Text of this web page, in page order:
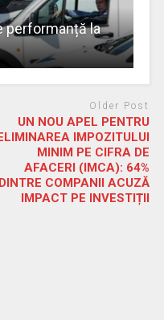
performanță la
Older Post
UN NOU APEL PENTRU
IMPOZITULUI
MINIM PE CIFRA DE
AFACERI (IMCA): 64%
DINTRE COMPANII ACUZĂ
IMPACT PE INVESTIȚII